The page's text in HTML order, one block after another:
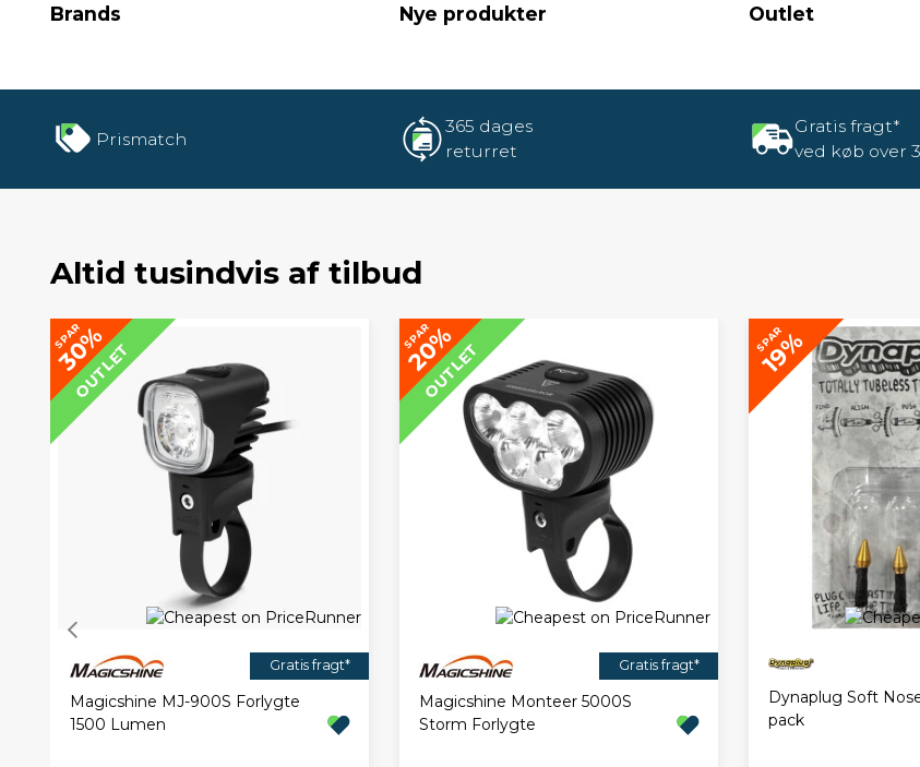
Brands Nye produkter Outlet
Prismatch
365 dages
returret
Gratis fragt*
ved køb over
Altid tusindvis af tilbud
SPAR
30%
OUTLET
Gratis fragt*
Magicshine MJ-900S Forlygte
1500 Lumen
SPAR
20%
OUTLET
Gratis fragt*
Magicshine Monteer 5000S
Storm Forlygte
SPAR
19%
Dynaplug Soft
pack